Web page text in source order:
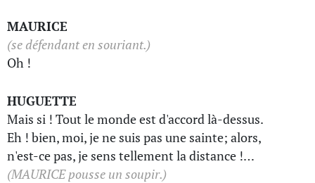
MAURICE
(se défendant en souriant.)
Oh !
HUGUETTE
Mais si ! Tout le monde est d'accord là-dessus.
Eh ! bien, moi, je ne suis pas une sainte; alors,
n'est-ce pas, je sens tellement la distance !…
(MAURICE pousse un soupir.)